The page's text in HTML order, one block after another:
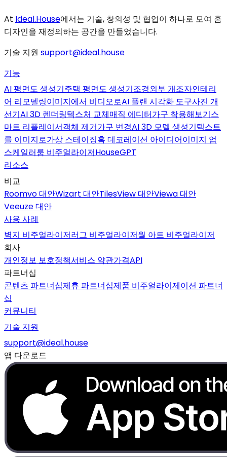
At Ideal.House에서는 기술, 창의성 및 협업이 하나로 모여 홈
디자인을 재정의하는 공간을 만들었습니다.
기술 지원 support@ideal.house
기능
AI 평면도 생성기주택 평면도 생성기조경외부 개조자인테리
어 리모델링이미지에서 비디오로AI 플랜 시각화 도구사진 개
선기AI 3D 렌더링텍스처 교체매직 에디터가구 착용해보기스
마트 리플레이서객체 제거가구 변경AI 3D 모델 생성기텍스트
를 이미지로가상 스테이징홈 데코레이션 아이디어이미지 업
스케일러룸 비주얼라이저HouseGPT
리소스
비교
Roomvo 대안Wizart 대안TilesView 대안Viewa 대안
Veeuze 대안
사용 사례
벽지 비주얼라이저러그 비주얼라이저월 아트 비주얼라이저
회사
개인정보 보호정책서비스 약관가격API
파트너십
콘텐츠 파트너십제휴 파트너십제품 비주얼라이제이션 파트너
십
커뮤니티
기술 지원
support@ideal.house
앱 다운로드